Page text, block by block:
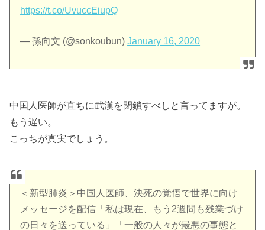
https://t.co/UvuccEiupQ
— 孫向文 (@sonkoubun)January 16, 2020
中国人医師が直ちに武漢を閉鎖すべしと言ってますが。
もう遅い。
こっちが真実でしょう。
＜新型肺炎＞中国人医師、決死の覚悟で世界に向け
メッセージを配信「私は現在、もう2週間も残業づけ
の日々を送っている」「一般の人々が最悪の事態と